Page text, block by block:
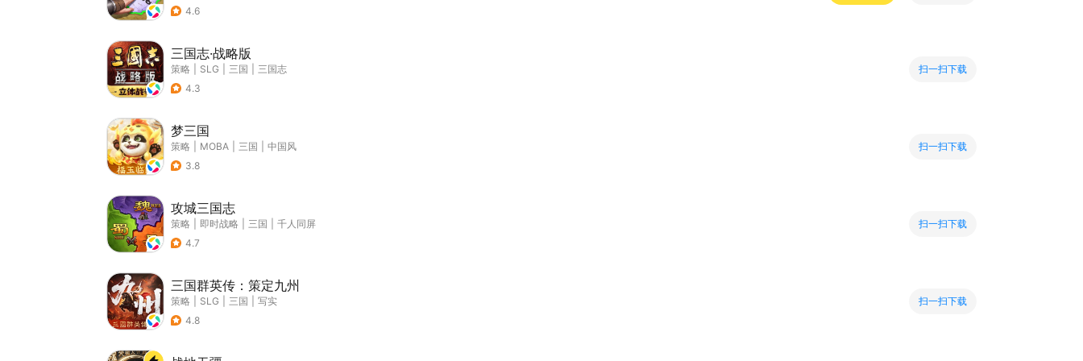
4.6
三国志·战略版
策略 SLG 三国
三国志
4.3
扫一扫下载
梦三国
策略 MOBA 三国
中国风
3.8
扫一扫下载
攻城三国志
策略 即时战略 三国
千人同屏
4.7
扫一扫下载
三国群英传：策定九州
策略 SLG 三国
写实
4.8
扫一扫下载